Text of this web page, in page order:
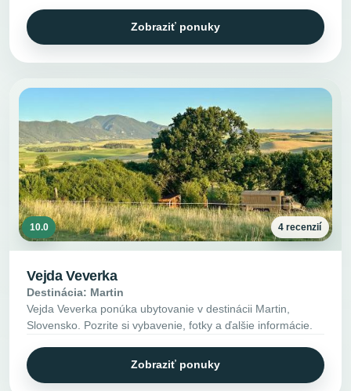
Zobraziť ponuky
10.0 4 recenzií
Vejda Veverka
Destinácia: Martin
Vejda Veverka ponúka ubytovanie v destinácii Martin,
Slovensko. Pozrite si vybavenie, fotky a ďalšie informácie.
Zobraziť ponuky